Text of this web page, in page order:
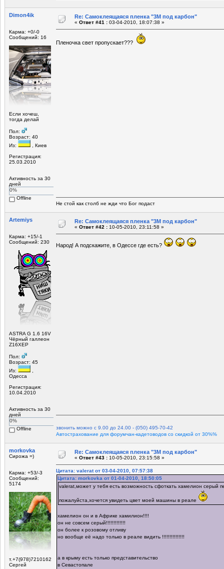
Dimon4ik
Карма: +0/-0
Сообщений: 16
Если хочеш,
тогда делай
Пол:
Возраст: 40
Из:
, Киев
Регистрация:
25.03.2010
Активность за 30
дней
0%
Offline
Re: Самоклеящаяся пленка "3М под карбон"
« Ответ #41 : 03-04-2010, 18:07:38 »
Пленочка свет пропускает???
Не стой как столб не жди что Бог подаст
Artemiys
Карма: +15/-1
Сообщений: 230
ASTRA G 1.6 16V
Чёрный галлеон
Z16ХЕР
Пол:
Возраст: 45
Из:
Одесса
Регистрация:
10.04.2010
Активность за 30
дней
0%
Offline
Re: Самоклеящаяся пленка "3М под карбон"
« Ответ #42 : 10-05-2010, 23:11:58 »
Народ! А подскажите, в Одессе где есть?
звонить можно с 9.00 до 24.00 - (050) 495-70-42
Автострахование для форумчан-кадетоводов со скидкой от 30%%
morkovka
Сирожа =)
Карма: +53/-3
Сообщений:
5174
т.+7(978)7210162
Сергей
Re: Самоклеящаяся пленка "3М под карбон"
« Ответ #43 : 10-05-2010, 23:15:58 »
Цитата: valerat от 03-04-2010, 07:57:38
Цитата: morkovka от 01-04-2010, 18:50:05
valerat,может у тебя есть возможность сфоткать хамелион серый
пожалуйста,хочется увидеть цвет моей машины в реале
хамелион он и в Африке хамилион!!!!
он не совсем серый!!!!!!!!!!!!!
он более к розовому отливу
но вообще её надо только в реале видить !!!!!!!!!!!!!!!
а в крыму есть только представительство
в Севастопале